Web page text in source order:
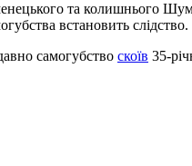
та колишнього
встановить слідство.
самогубство скоїв 35-